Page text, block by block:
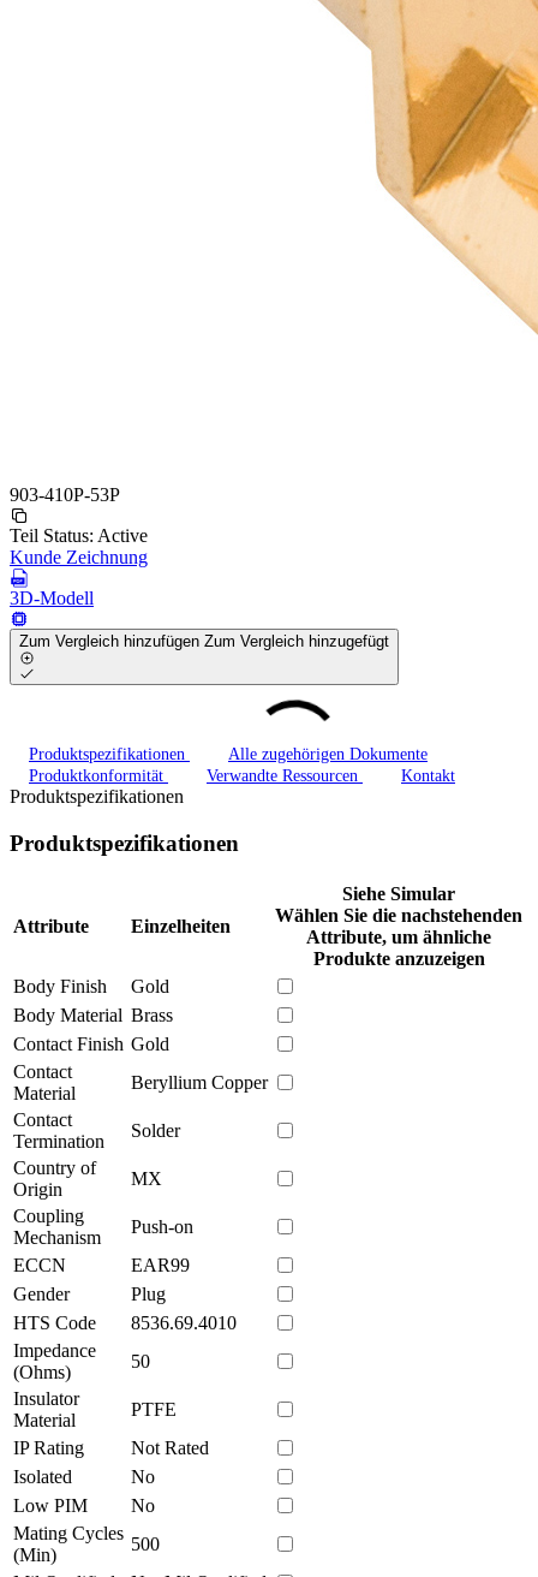
903-410P-53P
Teil Status: Active
Kunde Zeichnung
3D-Modell
Zum Vergleich hinzufügen Zum Vergleich hinzugefügt
Produktspezifikationen
Alle zugehörigen Dokumente
Produktkonformität
Verwandte Ressourcen Kontakt
Produktspezifikationen
Produktspezifikationen
Attribute Einzelheiten
Siehe Simular
Wählen Sie die nachstehenden
Attribute, um ähnliche
Produkte anzuzeigen
Body Finish
Gold
Body Material Brass
Contact Finish Gold
Contact
Material
Beryllium Copper
Contact
Termination
Solder
Country of
Origin
MX
Coupling
Mechanism
Push-on
ECCN
EAR99
Gender
Plug
HTS Code
8536.69.4010
Impedance
(Ohms)
50
Insulator
Material
PTFE
IP Rating
Not Rated
Isolated
No
Low PIM
No
Mating Cycles
(Min)
500